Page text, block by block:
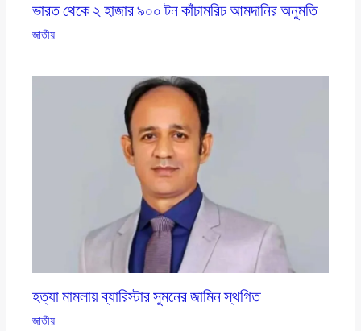
ভারত থেকে ২ হাজার ৯০০ টন কাঁচামরিচ আমদানির অনুমতি
জাতীয়
হত্যা মামলায় ব্যারিস্টার সুমনের জামিন স্থগিত
জাতীয়